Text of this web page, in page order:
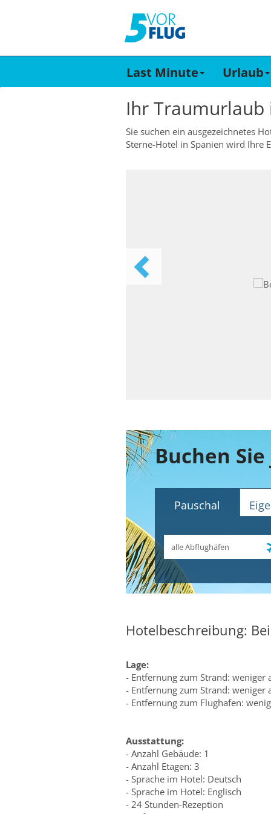
Last Minute Urlaub
Ihr
Sie suchen ein ausgezeichnetes
Sterne-Hotel in Spanien wird Ihre
Buchen
Pauschal
Hotelbeschreibung:
Lage:
- Entfernung zum Strand: weniger
- Entfernung zum Strand: weniger
- Entfernung zum Flughafen:
Ausstattung:
- Anzahl Gebäude: 1
- Anzahl Etagen: 3
- Sprache im Hotel: Deutsch
- Sprache im Hotel: Englisch
- 24 Stunden-Rezeption